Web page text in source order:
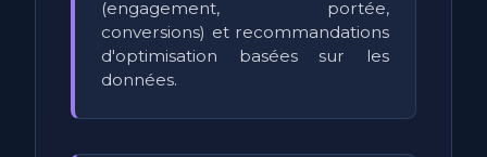
(engagement, portée,
conversions) et recommandations
d'optimisation basées sur les
données.